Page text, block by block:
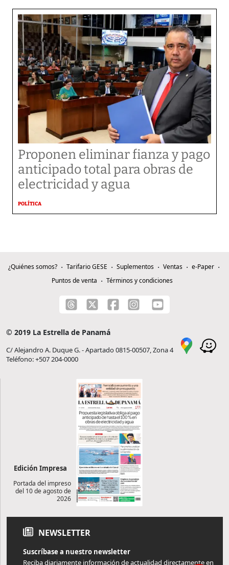
Proponen eliminar fianza y pago
anticipado total para obras de
electricidad y agua
POLÍTICA
¿Quiénes somos? Tarifario GESE Suplementos Ventas
e-Paper
Puntos de venta
Términos y condiciones
© 2019 La Estrella de Panamá
C/ Alejandro A. Duque G. - Apartado 0815-00507, Zona 4
Teléfono: +507 204-0000
Edición Impresa
Portada del impreso
del 10 de agosto de
2026
NEWSLETTER
Suscríbase a nuestro newsletter
Reciba diariamente información de actualidad directamente en